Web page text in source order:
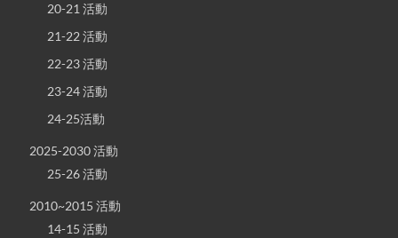
20-21 活動
21-22 活動
22-23 活動
23-24 活動
24-25活動
2025-2030 活動
25-26 活動
2010~2015 活動
14-15 活動